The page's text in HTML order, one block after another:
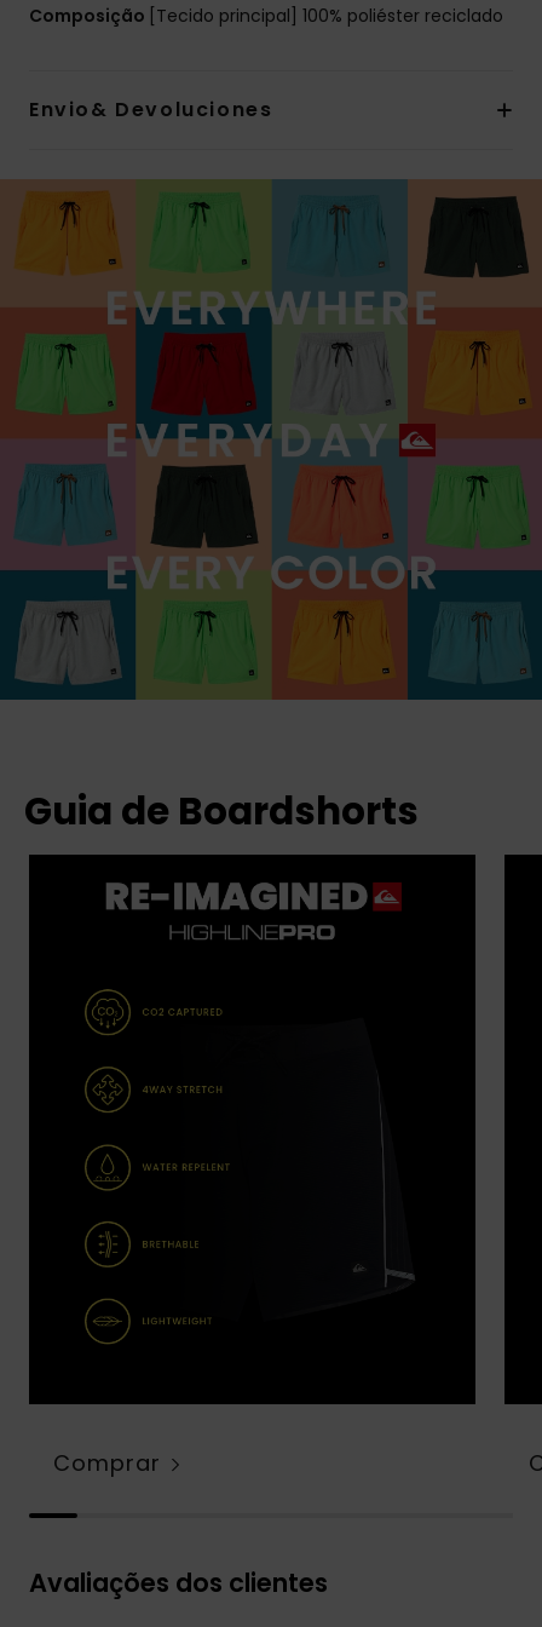
Composição [Tecido principal] 100% poliéster reciclado
Envio& Devoluciones
Guia de Boardshorts
Comprar
Avaliações dos clientes